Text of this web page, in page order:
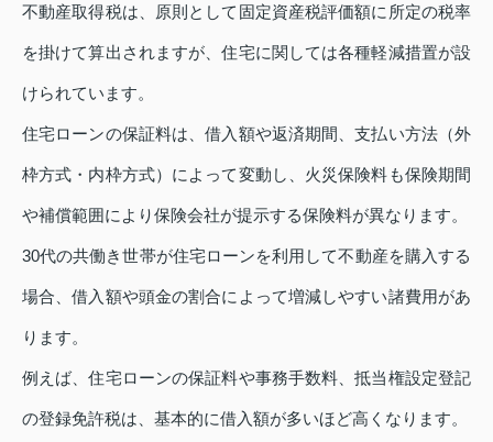
不動産取得税は、原則として固定資産税評価額に所定の税率
を掛けて算出されますが、住宅に関しては各種軽減措置が設
けられています。
住宅ローンの保証料は、借入額や返済期間、支払い方法（外
枠方式・内枠方式）によって変動し、火災保険料も保険期間
や補償範囲により保険会社が提示する保険料が異なります。
30代の共働き世帯が住宅ローンを利用して不動産を購入する
場合、借入額や頭金の割合によって増減しやすい諸費用があ
ります。
例えば、住宅ローンの保証料や事務手数料、抵当権設定登記
の登録免許税は、基本的に借入額が多いほど高くなります。